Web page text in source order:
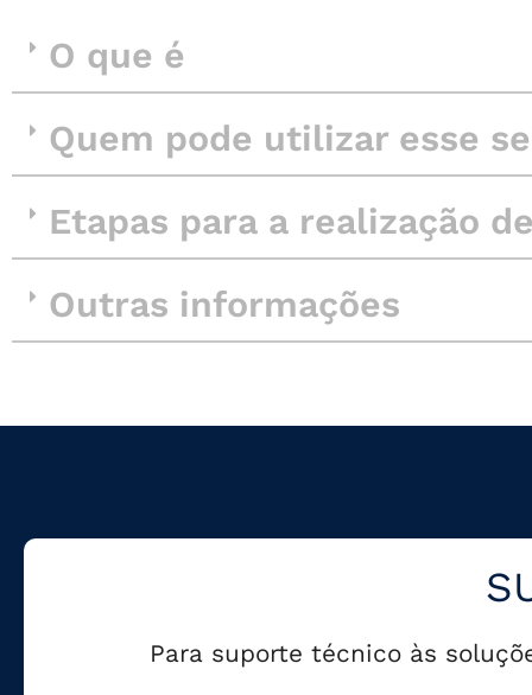
O que é
Quem pode utilizar esse
Etapas para a realização
Outras informações
Para suporte técnico às